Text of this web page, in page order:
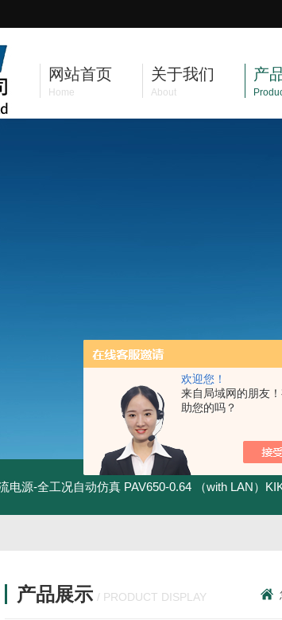
欢迎您！
来自局域网的朋友
助您的吗？
网站首页
Home
关于我们
About
产
电源-全工况自动仿真 PAV650-0.64 （with LAN）KIKUSUI菊水
产品展示 / PRODUCT DISPLAY